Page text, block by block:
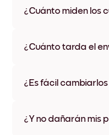
¿Cuánto miden los
varios materiales y
¿Cuánto tarda el
disponibles en algunos
¿Es fácil cambiarlos
ningún daño
¿Y no dañarán mis